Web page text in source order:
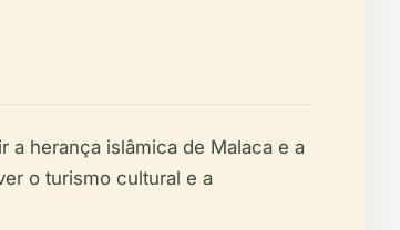
a herança islâmica de Malaca e a
o turismo cultural e a